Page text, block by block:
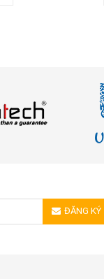
ĐĂNG KÝ